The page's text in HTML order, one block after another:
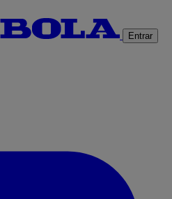
Entrar